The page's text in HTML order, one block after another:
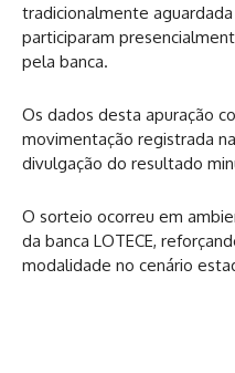
tradicionalmente
participaram
pela banca.
Os dados desta apuração
movimentação registrada
divulgação do resultado
O sorteio ocorreu em
da banca LOTECE,
modalidade no cenário